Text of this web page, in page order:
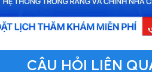
CÂU HỎI LIÊN